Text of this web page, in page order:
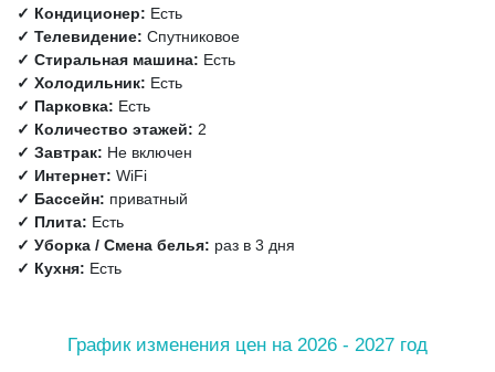
✓ Кондиционер: Есть
✓ Телевидение: Спутниковое
✓ Стиральная машина: Есть
✓ Холодильник: Есть
✓ Парковка: Есть
✓ Количество этажей: 2
✓ Завтрак: Не включен
✓ Интернет: WiFi
✓ Бассейн: приватный
✓ Плита: Есть
✓ Уборка / Смена белья: раз в 3 дня
✓ Кухня: Есть
График изменения цен на 2026 - 2027 год